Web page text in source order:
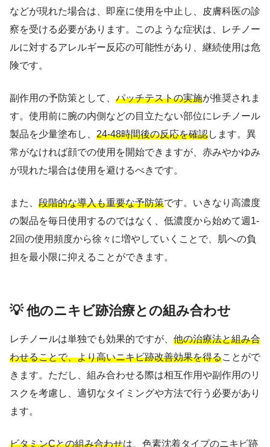
などが現れた場合は、即座に使用を中止し、皮膚科医の診
察を受ける必要があります。このような症状は、レチノー
ルに対するアレルギー反応の可能性があり、継続使用は危
険です。
副作用の予防策として、 パッチテストの実施が推奨されま
す。使用前に腕の内側などの目立たない部位にレチノール
製品を少量塗布し、 24-48時間後の反応を確認します。異
常がなければ顔での使用を開始できますが、赤みやかゆみ
が現れた場合は使用を避けるべきです。
また、 段階的な導入も重要な予防策です。いきなり高濃度
の製品を毎日使用するのではなく、低濃度から始めて週1-
2回の使用頻度から徐々に増やしていくことで、肌への負
担を最小限に抑えることができます。
💡 他のニキビ跡治療との組み合わせ
レチノールは単独でも効果的ですが、 他の治療法と組み合
わせることで、より高いニキビ跡改善効果を得ることがで
きます。ただし、組み合わせる際は相互作用や副作用のリ
スクを考慮し、適切なタイミングや方法で行う必要があり
ます。
ビタミンCとの組み合わせは、色素沈着タイプのニキビ跡